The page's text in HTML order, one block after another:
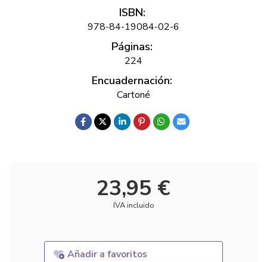
ISBN:
978-84-19084-02-6
Páginas:
224
Encuadernación:
Cartoné
23,95 €
IVA incluido
Añadir a favoritos